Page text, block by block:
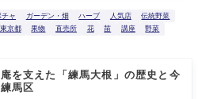
チャ ガーデン・畑 ハーブ 人気店
伝統野菜
東京都 果物 直売所 花 苗 講座
野菜
を支えた「練馬大根」の歴史と今
馬区